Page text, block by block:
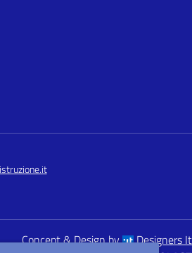
Concept & Design by
Designers